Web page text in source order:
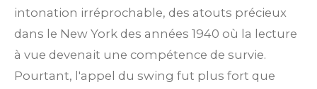
intonation irréprochable, des atouts précieux
dans le New York des années 1940 où la lecture
à vue devenait une compétence de survie.
Pourtant, l'appel du swing fut plus fort que